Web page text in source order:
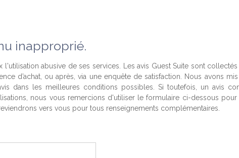
inapproprié.
l'utilisation abusive de ses services. Les avis Guest Suite sont
d’achat, ou après, via une enquête de satisfaction. Nous avons
dans les meilleures conditions possibles. Si toutefois, un avis
nous vous remercions d'utiliser le formulaire ci-dessous
vers vous pour tous renseignements complémentaires.